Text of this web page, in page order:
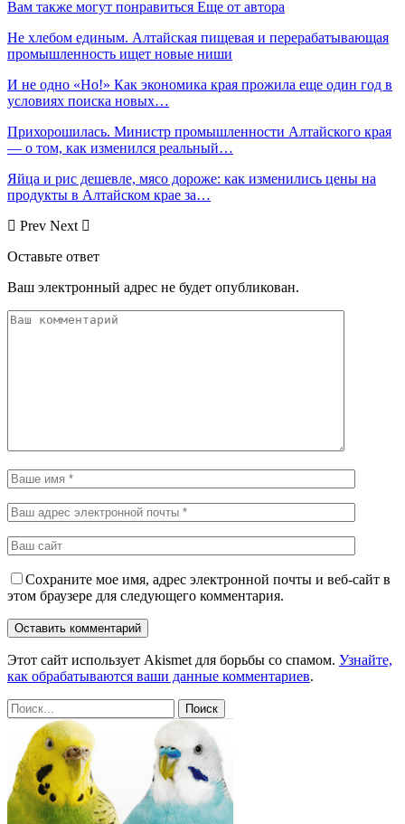
Вам также могут понравиться Еще от автора
Не хлебом единым. Алтайская пищевая и перерабатывающая
промышленность ищет новые ниши
И не одно «Но!» Как экономика края прожила еще один год в
условиях поиска новых…
Прихорошилась. Министр промышленности Алтайского края
— о том, как изменился реальный…
Яйца и рис дешевле, мясо дороже: как изменились цены на
продукты в Алтайском крае за…
Prev Next
Оставьте ответ
Ваш электронный адрес не будет опубликован.
Сохраните мое имя, адрес электронной почты и веб-сайт в
этом браузере для следующего комментария.
Этот сайт использует Akismet для борьбы со спамом. Узнайте,
как обрабатываются ваши данные комментариев.